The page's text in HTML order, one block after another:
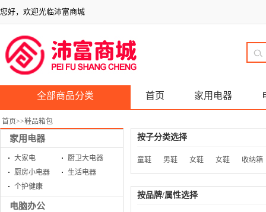
您好，欢迎光临沛富商城
全部商品分类 首页 家用电器
首页>>鞋品箱包
家用电器
大家电
厨卫大电器
厨房小电器
生活电器
个护健康
电脑办公
按子分类选择
童鞋 男鞋 女鞋 女鞋 收纳箱
按品牌/属性选择